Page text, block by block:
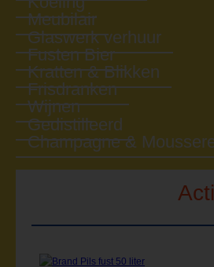
Meubilair
Glaswerk verhuur
Fusten Bier
Kratten & Blikken
Frisdranken
Wijnen
Gedistilleerd
Champagne &